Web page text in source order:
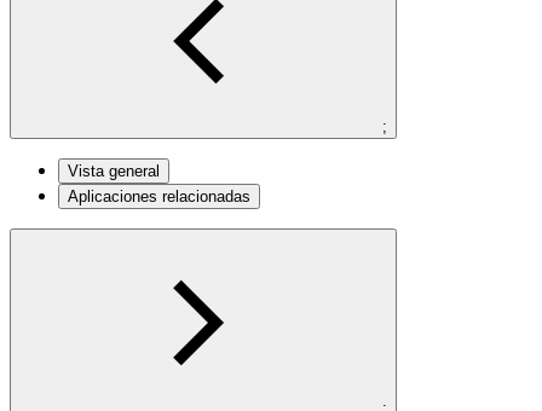
;
Vista general
Aplicaciones relacionadas